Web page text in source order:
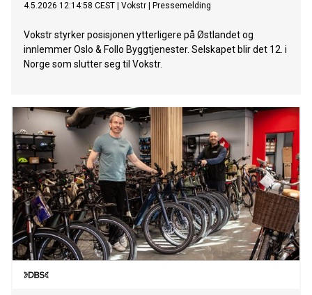
4.5.2026 12:14:58 CEST Vokstr Pressemelding
Vokstr styrker posisjonen ytterligere på Østlandet og
innlemmer Oslo & Follo Byggtjenester. Selskapet blir det 12. i
Norge som slutter seg til Vokstr.